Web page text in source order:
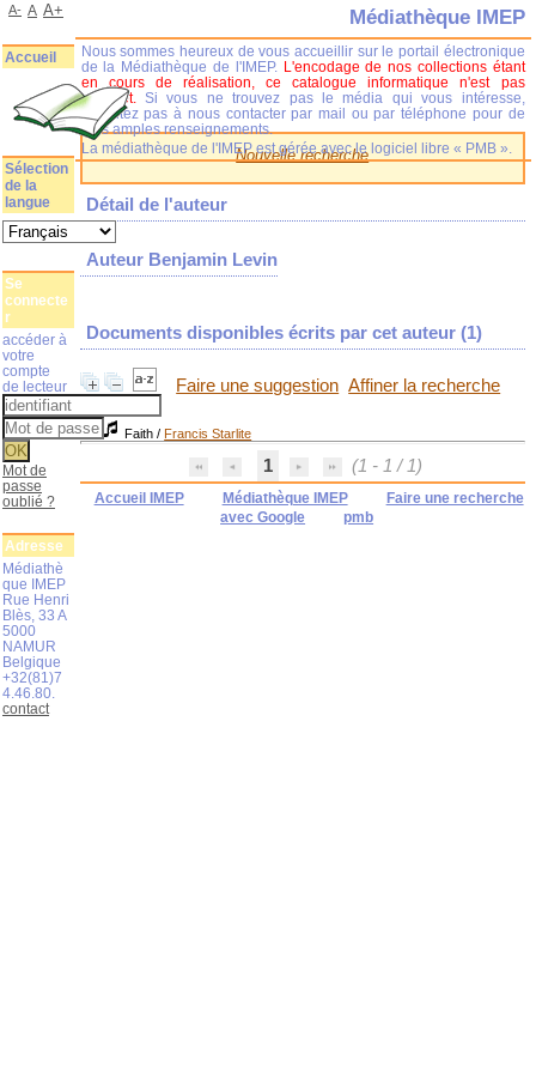
Nouvelle recherche
Détail de l'auteur
Auteur Benjamin Levin
Documents disponibles écrits par cet auteur (1)
Faire une suggestion Affiner la recherche
Faith /Francis Starlite
1 (1 - 1 / 1)
Accueil IMEP Médiathèque IMEP
Faire une recherche
avec Google
pmb
Médiathèque IMEP
Nous sommes heureux de vous accueillir sur le portail électronique
de la Médiathèque de l'IMEP. L'encodage de nos collections étant
en cours de réalisation, ce catalogue informatique n'est pas
complet.
Si vous ne trouvez pas le média qui vous intéresse,
n'hésitez pas à nous contacter par mail ou par téléphone pour de
plus amples renseignements.
La médiathèque de l'IMEP est gérée avec le logiciel libre « PMB ».
A- A A+
Accueil
Sélection
de la
langue
Se
connecte
r
accéder à
votre
compte
de lecteur
Mot de
passe
oublié ?
Adresse
Médiathè
que IMEP
Rue Henri
Blès, 33 A
5000
NAMUR
Belgique
+32(81)7
4.46.80.
contact